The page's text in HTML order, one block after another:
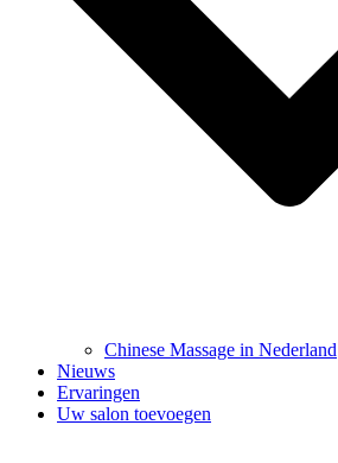
Chinese Massage in Nederland
Nieuws
Ervaringen
Uw salon toevoegen